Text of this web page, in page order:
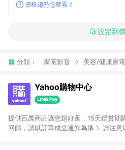
價格趨勢怎麼看？
設定到
分類： 家電影音 美容/健康家電
Yahoo購物中心
提供百萬商品讓您超好逛，15天鑑賞期
回饋，請以訂單成立通知為準 1. 請注意以下品類商品均無回饋：